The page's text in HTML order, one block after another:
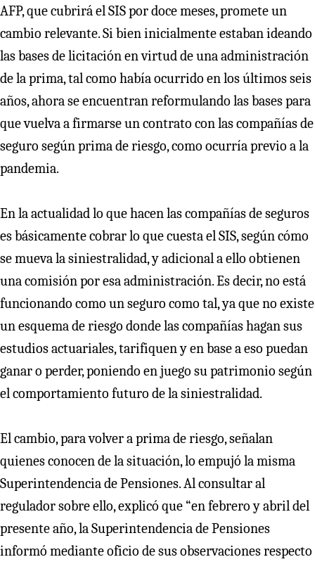
AFP, que cubrirá el SIS por doce meses, promete un
cambio relevante. Si bien inicialmente estaban ideando
las bases de licitación en virtud de una administración
de la prima, tal como había ocurrido en los últimos seis
años, ahora se encuentran reformulando las bases para
que vuelva a firmarse un contrato con las compañías de
seguro según prima de riesgo, como ocurría previo a la
pandemia.
En la actualidad lo que hacen las compañías de seguros
es básicamente cobrar lo que cuesta el SIS, según cómo
se mueva la siniestralidad, y adicional a ello obtienen
una comisión por esa administración. Es decir, no está
funcionando como un seguro como tal, ya que no existe
un esquema de riesgo donde las compañías hagan sus
estudios actuariales, tarifiquen y en base a eso puedan
ganar o perder, poniendo en juego su patrimonio según
el comportamiento futuro de la siniestralidad.
El cambio, para volver a prima de riesgo, señalan
quienes conocen de la situación, lo empujó la misma
Superintendencia de Pensiones. Al consultar al
regulador sobre ello, explicó que “en febrero y abril del
presente año, la Superintendencia de Pensiones
informó mediante oficio de sus observaciones respecto